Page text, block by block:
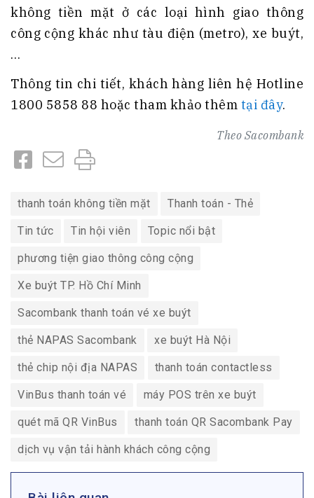
không tiền mặt ở các loại hình giao thông
công cộng khác như tàu điện (metro), xe buýt,
…
Thông tin chi tiết, khách hàng liên hệ Hotline
1800 5858 88 hoặc tham khảo thêm tại đây.
Theo Sacombank
thanh toán không tiền mặt Thanh toán - Thẻ
Tin tức Tin hội viên Topic nổi bật
phương tiện giao thông công cộng
Xe buýt TP. Hồ Chí Minh
Sacombank thanh toán vé xe buýt
thẻ NAPAS Sacombank xe buýt Hà Nội
thẻ chip nội địa NAPAS thanh toán contactless
VinBus thanh toán vé máy POS trên xe buýt
quét mã QR VinBus thanh toán QR Sacombank Pay
dịch vụ vận tải hành khách công cộng